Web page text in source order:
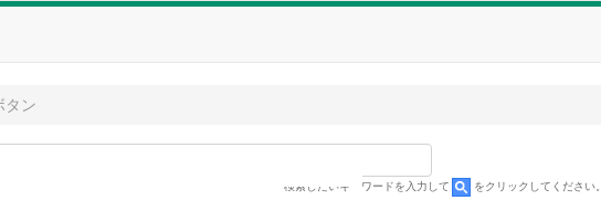
タン
検索したいキーワードを入力して をクリックしてください。